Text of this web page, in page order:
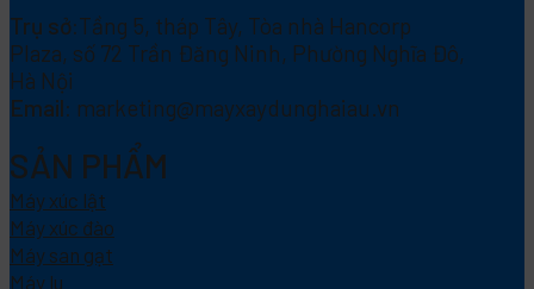
Trụ sở:Tầng 5, tháp Tây, Tòa nhà Hancorp
Plaza, số 72 Trần Đăng Ninh, Phường Nghĩa Đô,
Hà Nội
Email: marketing@mayxaydunghaiau.vn
SẢN PHẨM
Máy xúc lật
Máy xúc đào
Máy san gạt
Máy lu